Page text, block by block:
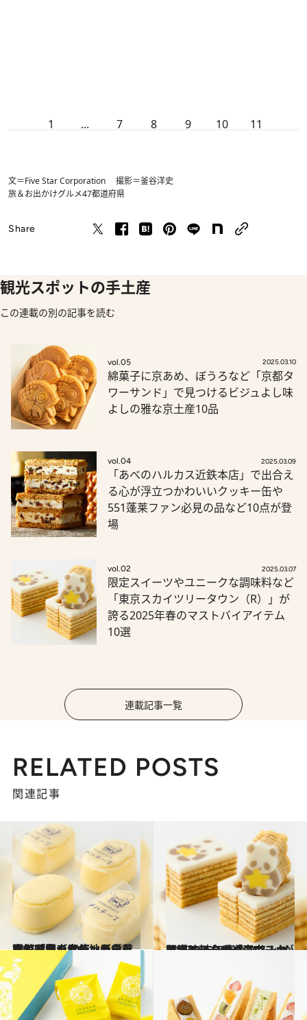
1 ... 7 8 9 10 11
文＝Five Star Corporation 撮影＝釜谷洋史
旅＆お出かけグルメ47都道府県
Share
観光スポットの手土産
この連載の別の記事を読む
vol.05 2025.03.10
綿菓子に京あめ、ぼうろなど「京都タ
ワーサンド」で見つけるビジュよし味
よしの雅な京土産10品
vol.04 2025.03.09
「あべのハルカス近鉄本店」で出合え
る心が浮立つかわいいクッキー缶や
551蓬莱ファン必見の品など10点が登
場
vol.02 2025.03.07
限定スイーツやユニークな調味料など
「東京スカイツリータウン（R）」が
誇る2025年春のマストバイアイテム
10選
連載記事一覧
RELATED POSTS
関連記事
2025.3.6
函館「金森赤レンガ倉庫」で見つけた地元の有機カボチャを使ったプリンや限定デザインの羊羹など心躍る10点
グルメ 2025.3.7
限定スイーツやユニークな調味料など「東京スカイツリータウン（R）」が誇る2025年春のマストバイアイテム10選
グルメ